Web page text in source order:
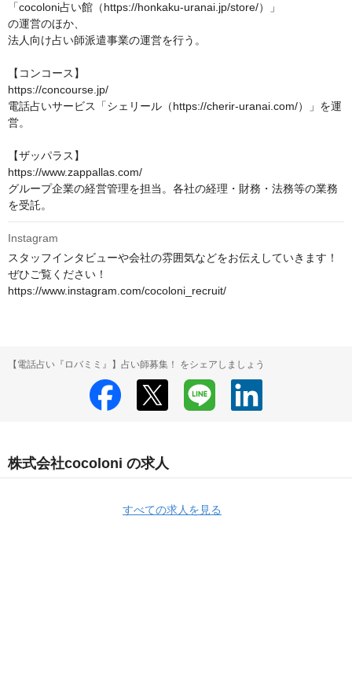
「cocoloni占い館（https://honkaku-uranai.jp/store/）」
の運営のほか、
法人向け占い師派遣事業の運営を行う。
【コンコース】
https://concourse.jp/
電話占いサービス「シェリール（https://cherir-uranai.com/）」を運
営。
【ザッパラス】
https://www.zappallas.com/
グループ企業の経営管理を担当。各社の経理・財務・法務等の業務
を受託。
Instagram
スタッフインタビューや会社の雰囲気などをお伝えしていきます！
ぜひご覧ください！
https://www.instagram.com/cocoloni_recruit/
【電話占い『ロバミミ』】占い師募集！ をシェアしましょう
株式会社cocoloni の求人
すべての求人を見る